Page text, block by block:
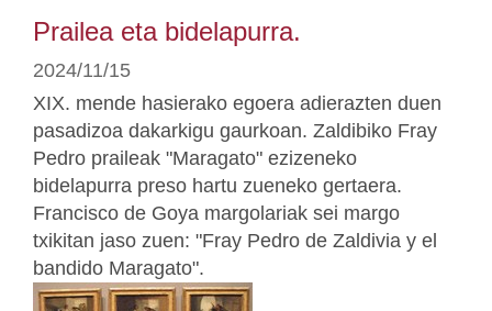
Prailea eta bidelapurra.
2024/11/15
XIX. mende hasierako egoera adierazten duen
pasadizoa dakarkigu gaurkoan. Zaldibiko Fray
Pedro praileak "Maragato" ezizeneko
bidelapurra preso hartu zueneko gertaera.
Francisco de Goya margolariak sei margo
txikitan jaso zuen: "Fray Pedro de Zaldivia y el
bandido Maragato".